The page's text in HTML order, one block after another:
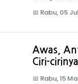
📅 Rabu, 05
Awas,
Ciri-cirinya
📅 Rabu, 15